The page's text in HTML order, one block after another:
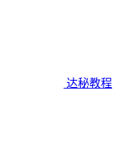
达秘教程